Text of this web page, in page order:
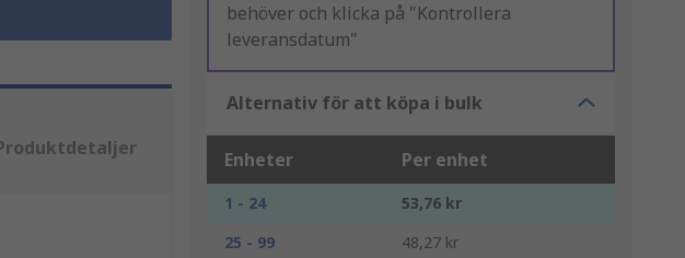
behöver och klicka på "Kontrollera
leveransdatum"
Alternativ för att köpa i bulk
Enheter Per enhet
1 - 24
53,76 kr
25 - 99
48,27 kr